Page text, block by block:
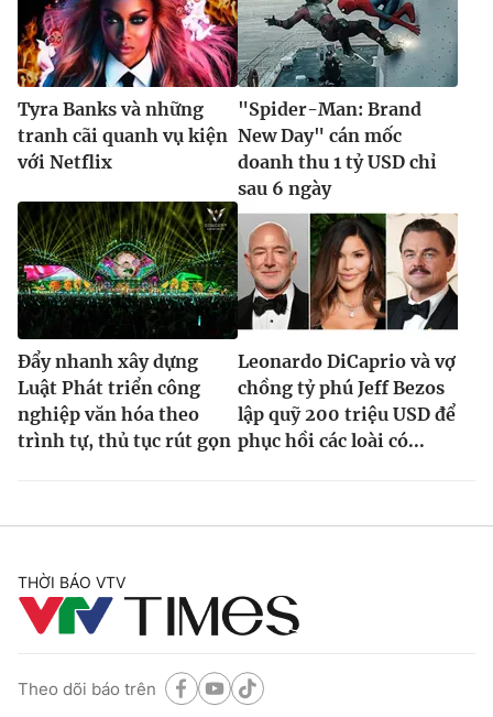
Tyra Banks và những
tranh cãi quanh vụ kiện
với Netflix
"Spider-Man: Brand
New Day" cán mốc
doanh thu 1 tỷ USD chỉ
sau 6 ngày
Đẩy nhanh xây dựng
Luật Phát triển công
nghiệp văn hóa theo
trình tự, thủ tục rút gọn
Leonardo DiCaprio và vợ
chồng tỷ phú Jeff Bezos
lập quỹ 200 triệu USD để
phục hồi các loài có...
THỜI BÁO VTV
Theo dõi báo trên